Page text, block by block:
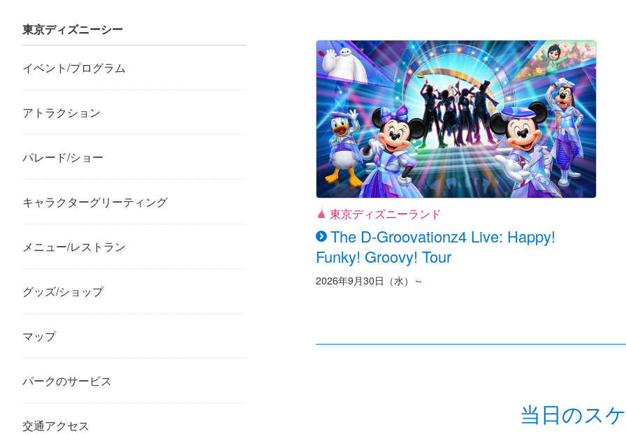
東京ディズニーランド
The D-Groovationz4 Live: Happy!
Funky! Groovy! Tour
2026年9月30日（水）～
当日のス
東京ディズニーシー
イベント/プログラム
アトラクション
パレード/ショー
キャラクターグリーティング
メニュー/レストラン
グッズ/ショップ
マップ
パークのサービス
交通アクセス